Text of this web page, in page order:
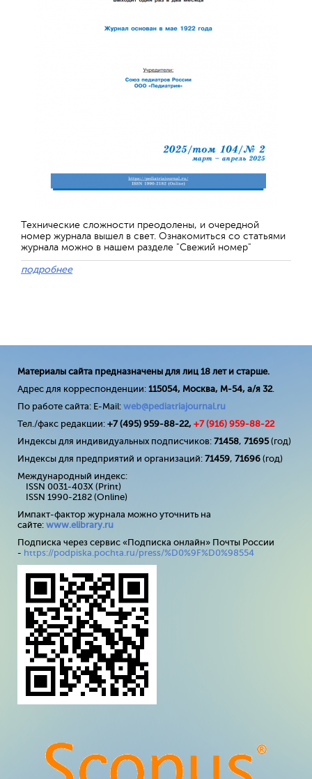
Технические сложности преодолены, и очередной
номер журнала вышел в свет. Ознакомиться со статьями
журнала можно в нашем разделе "Свежий номер"
подробнее
Материалы сайта предназначены для лиц 18 лет и старше.
Адрес для корреспонденции: 115054, Москва, М-54, а/я 32.
По работе сайта: E-Mail: web@pediatriajournal.ru
Тел./факс редакции: +7 (495) 959-88-22, +7 (916) 959-88-22
Индексы для индивидуальных подписчиков: 71458, 71695(год)
Индексы для предприятий и организаций: 71459, 71696 (год)
Международный индекс:
ISSN 0031-403X (Print)
ISSN 1990-2182 (Online)
Импакт-фактор журнала можно уточнить на
сайте: www.elibrary.ru
Подписка через сервис «Подписка онлайн» Почты России
- https://podpiska.pochta.ru/press/%D0%9F%D0%98554